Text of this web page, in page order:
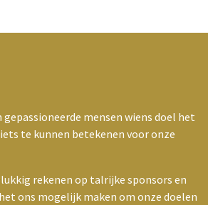
gepassioneerde mensen wiens doel het
te kunnen betekenen voor onze
rekenen op talrijke sponsors en
ons mogelijk maken om onze doelen